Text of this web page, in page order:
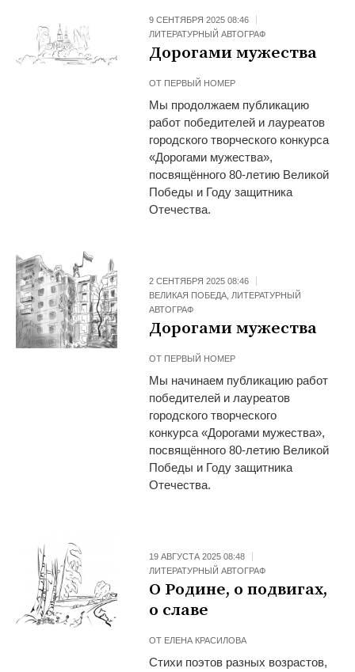
9 СЕНТЯБРЯ 2025 08:46
ЛИТЕРАТУРНЫЙ АВТОГРАФ
Дорогами мужества
ОТ ПЕРВЫЙ НОМЕР
Мы продолжаем публикацию
работ победителей и лауреатов
городского творческого конкурса
«Дорогами мужества»,
посвящённого 80-летию Великой
Победы и Году защитника
Отечества.
2 СЕНТЯБРЯ 2025 08:46
ВЕЛИКАЯ ПОБЕДА,ЛИТЕРАТУРНЫЙ
АВТОГРАФ
Дорогами мужества
ОТ ПЕРВЫЙ НОМЕР
Мы начинаем публикацию работ
победителей и лауреатов
городского творческого
конкурса «Дорогами мужества»,
посвящённого 80-летию Великой
Победы и Году защитника
Отечества.
19 АВГУСТА 2025 08:48
ЛИТЕРАТУРНЫЙ АВТОГРАФ
О Родине, о подвигах,
о славе
ОТ ЕЛЕНА КРАСИЛОВА
Стихи поэтов разных возрастов,